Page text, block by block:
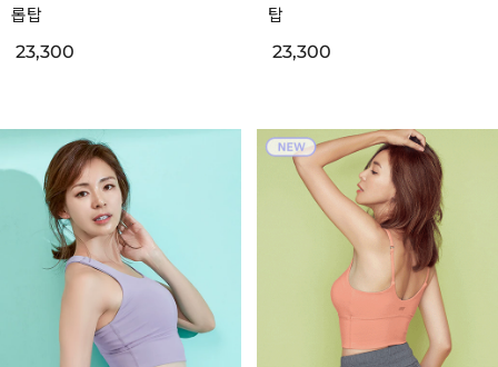
롭탑
23,300
탑
23,300